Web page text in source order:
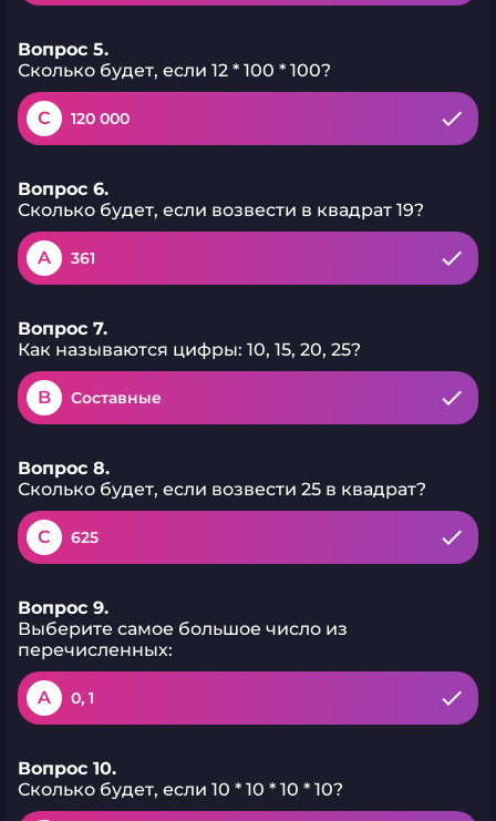
Вопрос 5.
Сколько будет, если 12 * 100 * 100?
C 120 000
Вопрос 6.
Сколько будет, если возвести в квадрат 19?
A 361
Вопрос 7.
Как называются цифры: 10, 15, 20, 25?
B Составные
Вопрос 8.
Сколько будет, если возвести 25 в квадрат?
C 625
Вопрос 9.
Выберите самое большое число из
перечисленных:
A 0, 1
Вопрос 10.
Сколько будет, если 10 * 10 * 10 * 10?